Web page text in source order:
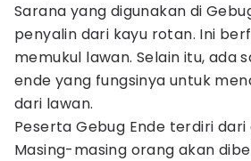
Sarana yang digunakan di
penyalin dari kayu rotan. Ini
memukul lawan. Selain itu, ada
ende yang fungsinya untuk
dari lawan.
Peserta Gebug Ende terdiri dari
Masing-masing orang akan